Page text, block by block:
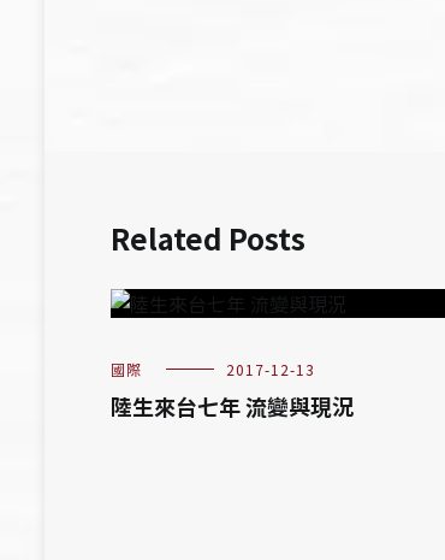
Related Posts
國際 2017-12-13
陸生來台七年 流變與現況